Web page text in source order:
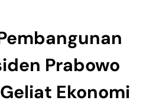
Prabowo
Ekonomi